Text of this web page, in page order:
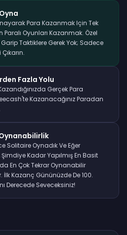
Para Kazanmak Için Tek
Paralı Oyunları Kazanmak. Özel
Taktiklere Gerek Yok; Sadece
Fazla Yolu
Gerçek Para
Kazanacağınız Paradan
Oynanabilirlik
Solitaire Oynadık Ve Eğer
Kadar Yapılmış En Basit
En Çok Tekrar Oynanabilir
Kazanç Gününüzde De 100.
Derecede Seveceksiniz!